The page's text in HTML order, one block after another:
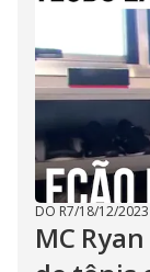
DO R7/18/12/2023
MC